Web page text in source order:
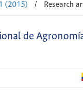
(2015) / Research
de